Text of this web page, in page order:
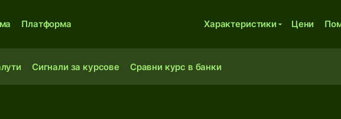
Платформа Характеристики Цени
Сигнали за курсове Сравни курс в банки